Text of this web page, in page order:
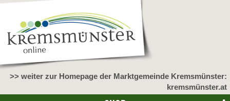
>> weiter zur Homepage der Marktgemeinde Kremsmünster:
kremsmünster.at